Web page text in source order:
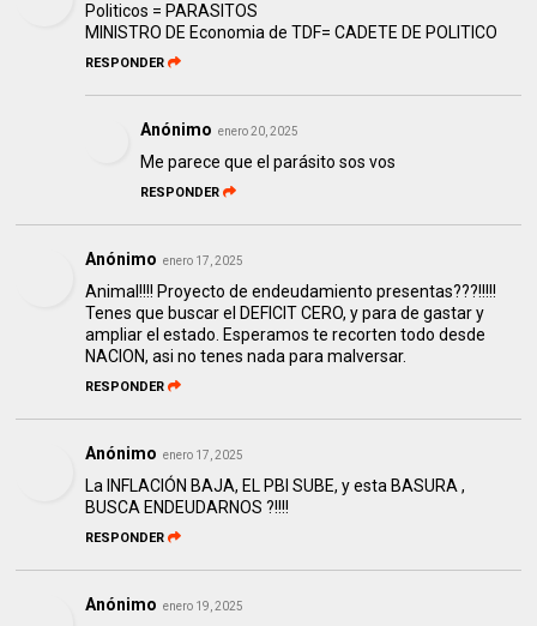
Politicos = PARASITOS
MINISTRO DE Economia de TDF= CADETE DE POLITICO
RESPONDER
Anónimo enero 20, 2025
Me parece que el parásito sos vos
RESPONDER
Anónimo enero 17, 2025
Animal!!!! Proyecto de endeudamiento presentas???!!!!!
Tenes que buscar el DEFICIT CERO, y para de gastar y
ampliar el estado. Esperamos te recorten todo desde
NACION, asi no tenes nada para malversar.
RESPONDER
Anónimo enero 17, 2025
La INFLACIÓN BAJA, EL PBI SUBE, y esta BASURA ,
BUSCA ENDEUDARNOS ?!!!!
RESPONDER
Anónimo enero 19, 2025